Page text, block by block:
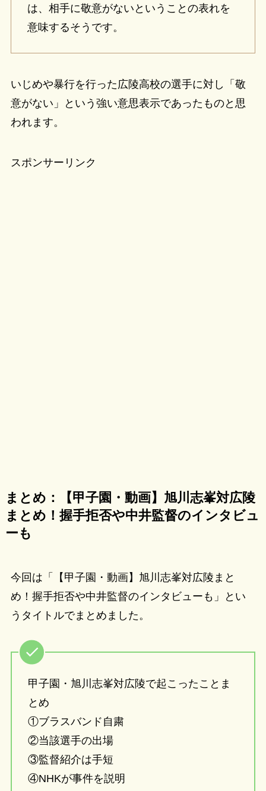
は、相手に敬意がないということの表れを
意味するそうです。
いじめや暴行を行った広陵高校の選手に対し「敬
意がない」という強い意思表示であったものと思
われます。
スポンサーリンク
まとめ：【甲子園・動画】旭川志峯対広陵
まとめ！握手拒否や中井監督のインタビュ
ーも
今回は「【甲子園・動画】旭川志峯対広陵まと
め！握手拒否や中井監督のインタビューも」とい
うタイトルでまとめました。
甲子園・旭川志峯対広陵で起こったことま
とめ
①ブラスバンド自粛
②当該選手の出場
③監督紹介は手短
④NHKが事件を説明